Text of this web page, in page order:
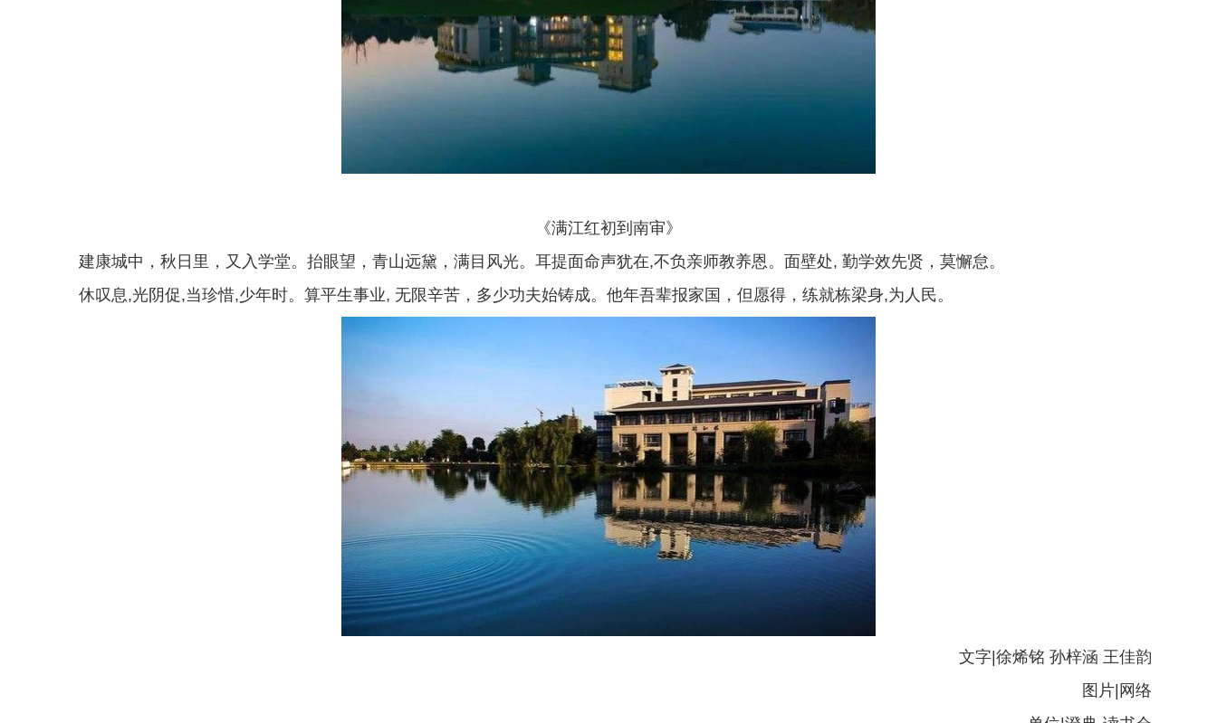
《满江红初到南审》
建康城中，秋日里，又入学堂。抬眼望，青山远黛，满目风光。耳提面命声犹在,不负亲师教养恩。面壁处, 勤学效先贤，莫懈怠。
休叹息,光阴促,当珍惜,少年时。算平生事业, 无限辛苦，多少功夫始铸成。他年吾辈报家国，但愿得，练就栋梁身,为人民。
文字|徐烯铭 孙梓涵 王佳韵
图片|网络